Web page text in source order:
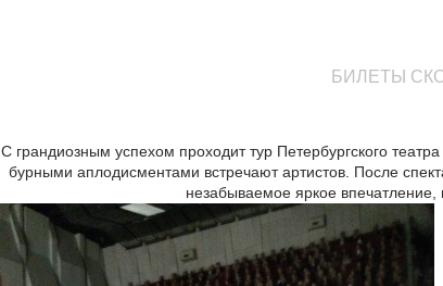
БИЛЕТЫ
C грандиозным успехом проходит тур Петербургского
бурными аплодисментами встречают артистов. После
незабываемое яркое впечатление,